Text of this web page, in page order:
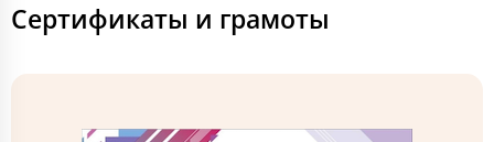
Сертификаты и грамоты